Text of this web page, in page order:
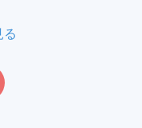
る